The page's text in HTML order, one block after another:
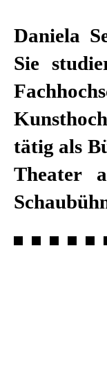
Daniela
Sie
tätig als
Theater
Freiburg
Kuttner,
Sandra